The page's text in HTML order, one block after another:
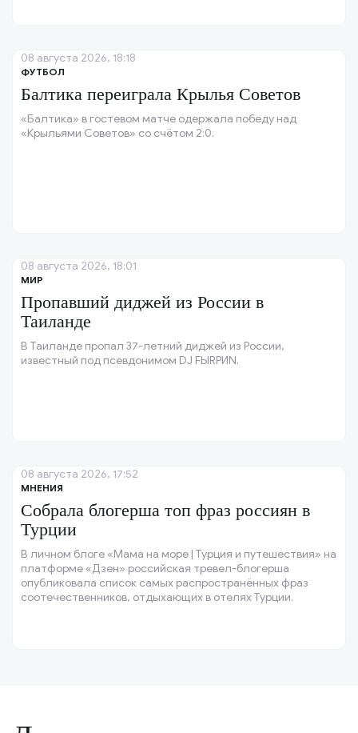
ФУТБОЛ
Балтика переиграла Крылья Советов
«Балтика» в гостевом матче одержала победу над
«Крыльями Советов» со счётом 2:0.
08 августа 2026, 18:18
МИР
Пропавший диджей из России в
Таиланде
В Таиланде пропал 37-летний диджей из России,
известный под псевдонимом DJ FЫRРИN.
08 августа 2026, 18:01
МНЕНИЯ
Собрала блогерша топ фраз россиян в
Турции
В личном блоге «Мама на море | Турция и путешествия» на
платформе «Дзен» российская тревел-блогерша
опубликовала список самых распространённых фраз
соотечественников, отдыхающих в отелях Турции.
08 августа 2026, 17:52